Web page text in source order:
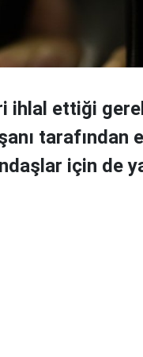
ihlal ettiği
için de